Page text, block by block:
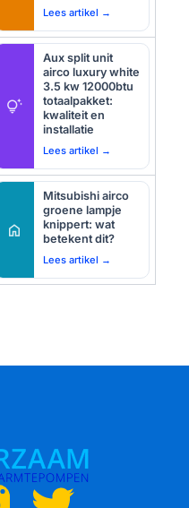
Lees artikel →
tips_and_updates
Aux split unit
airco luxury white
3.5 kw 12000btu
totaalpakket:
kwaliteit en
installatie
Lees artikel →
home
Mitsubishi airco
groene lampje
knippert: wat
betekent dit?
Lees artikel →